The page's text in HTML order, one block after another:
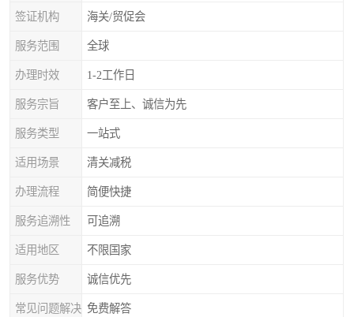
签证机构 海关/贸促会
服务范围 全球
办理时效 1-2工作日
服务宗旨 客户至上、诚信为先
服务类型 一站式
适用场景 清关减税
办理流程 简便快捷
服务追溯性 可追溯
适用地区 不限国家
服务优势 诚信优先
常见问题解决 免费解答